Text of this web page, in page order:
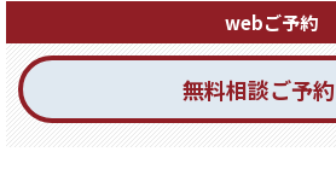
webご予約
無料相談ご予約